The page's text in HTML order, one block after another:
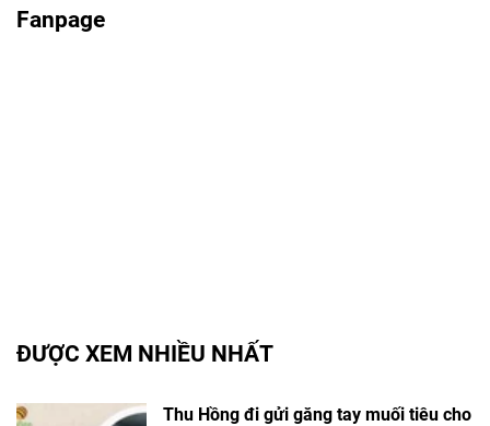
Fanpage
ĐƯỢC XEM NHIỀU NHẤT
Thu Hồng đi gửi găng tay muối tiêu cho